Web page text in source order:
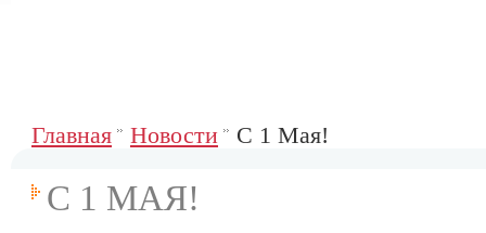
Главная Новости С 1 Мая!
С 1 МАЯ!